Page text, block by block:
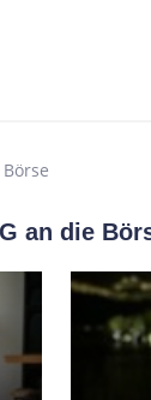
an die